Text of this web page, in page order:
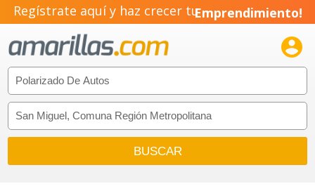
Regístrate aquí y haz crecer tuEmprendimiento!
